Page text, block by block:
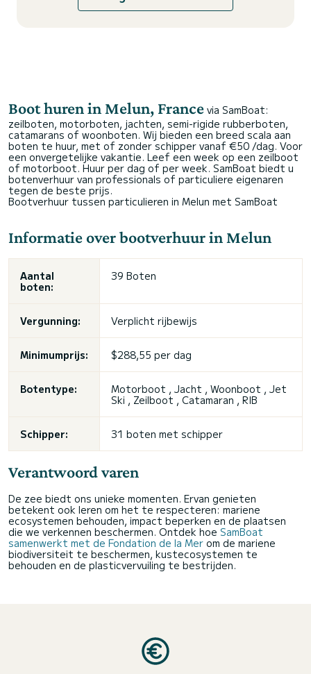
Boot huren in Melun, France via SamBoat:
zeilboten, motorboten, jachten, semi-rigide rubberboten,
catamarans of woonboten. Wij bieden een breed scala aan
boten te huur, met of zonder schipper vanaf €50 /dag. Voor
een onvergetelijke vakantie. Leef een week op een zeilboot
of motorboot. Huur per dag of per week. SamBoat biedt u
botenverhuur van professionals of particuliere eigenaren
tegen de beste prijs.
Bootverhuur tussen particulieren in Melun met SamBoat
Informatie over bootverhuur in Melun
Aantal
boten:
39 Boten
Vergunning: Verplicht rijbewijs
Minimumprijs: $288,55 per dag
Botentype:
Motorboot , Jacht , Woonboot , Jet
Ski , Zeilboot , Catamaran , RIB
Schipper: 31 boten met schipper
Verantwoord varen
De zee biedt ons unieke momenten. Ervan genieten
betekent ook leren om het te respecteren: mariene
ecosystemen behouden, impact beperken en de plaatsen
die we verkennen beschermen. Ontdek hoe SamBoat
samenwerkt met de Fondation de la Mer om de mariene
biodiversiteit te beschermen, kustecosystemen te
behouden en de plasticvervuiling te bestrijden.